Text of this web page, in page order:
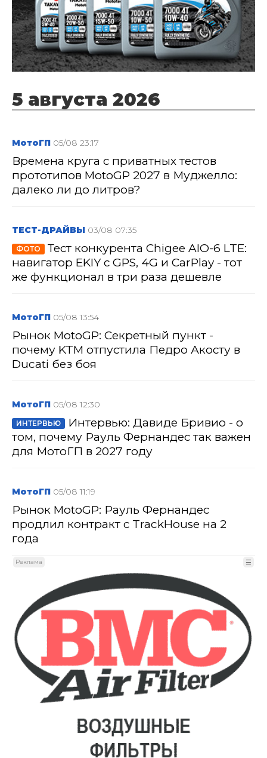
5 августа 2026
МотоГП 05/08 23:17
Времена круга с приватных тестов
прототипов MotoGP 2027 в Муджелло:
далеко ли до литров?
ТЕСТ-ДРАЙВЫ 03/08 07:35
ФОТО
Тест конкурента Chigee AIO-6 LTE:
навигатор EKIY с GPS, 4G и CarPlay - тот
же функционал в три раза дешевле
МотоГП 05/08 13:54
Рынок MotoGP: Секретный пункт -
почему KTM отпустила Педро Акосту в
Ducati без боя
МотоГП 05/08 12:30
ИНТЕРВЬЮ
Интервью: Давиде Бривио - о
том, почему Рауль Фернандес так важен
для МотоГП в 2027 году
МотоГП 05/08 11:19
Рынок MotoGP: Рауль Фернандес
продлил контракт с TrackHouse на 2
года
Реклама ☰